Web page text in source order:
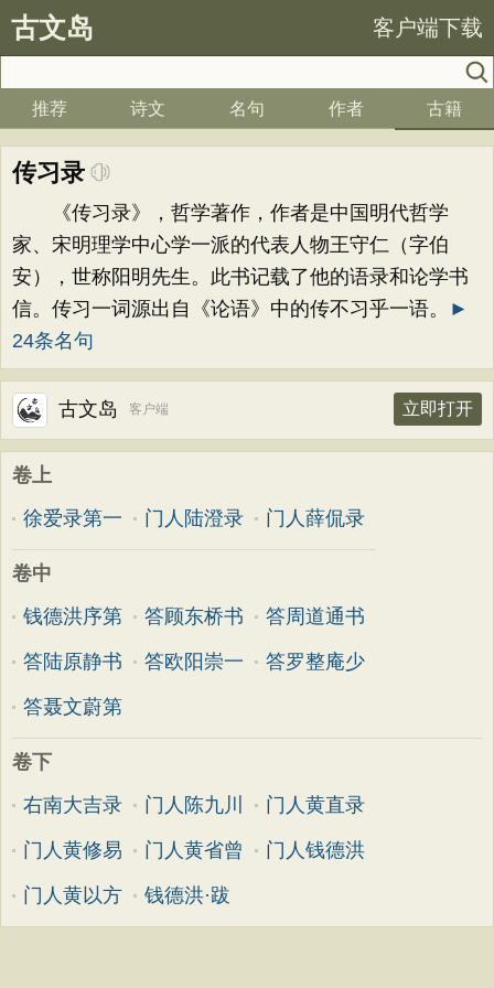
古文岛 客户端下载
推荐 诗文 名句 作者 古籍
传习录
《传习录》，哲学著作，作者是中国明代哲学
家、宋明理学中心学一派的代表人物王守仁（字伯
安），世称阳明先生。此书记载了他的语录和论学书
信。传习一词源出自《论语》中的传不习乎一语。
►
24条名句
古文岛 客户端 立即打开
卷上
徐爱录第一
门人陆澄录 门人薛侃录
卷中
钱德洪序第
答顾东桥书 答周道通书
答陆原静书 答欧阳崇一 答罗整庵少
答聂文蔚第
卷下
右南大吉录
门人陈九川 门人黄直录
门人黄修易 门人黄省曾 门人钱德洪
门人黄以方 钱德洪·跋